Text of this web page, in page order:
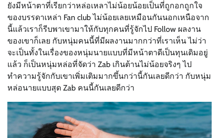
ยังมีหน้าตาที่เรียกว่าหล่อเหลาไม่น้อยน้อยเป็นที่ถูกอกถูกใจ
ของบรรดาเหล่า Fan club ไม่น้อยเลยเหมือนกันนอกเหนือจาก
นี้แล้วเราก็รีบพาเขามาให้กับทุกคนที่รู้จักไป Follow ผลงาน
ของเขาก็เลย กับหนุ่มคนนี้ที่มีผลงานมากกว่าที่เราเห็น ไม่ว่า
จะเป็นทั้งในเรื่องของหนุ่มนายแบบที่มีหน้าตาดีเป็นทุนเดิมอยู่
แล้ว ก็เป็นหนุ่มหล่อที่จัดว่า Zab เกินต้านไม่น้อยจริงๆ ไป
ทำความรู้จักกับเขาเพิ่มเติมมากขึ้นกว่านี้กันเลยดีกว่า กับหนุ่ม
หล่อนายแบบสุด Zab คนนี้กันเลยดีกว่า